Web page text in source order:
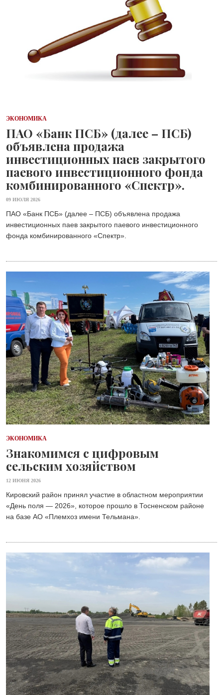
ЭКОНОМИКА
ПАО «Банк ПСБ» (далее – ПСБ)
объявлена продажа
инвестиционных паев закрытого
паевого инвестиционного фонда
комбинированного «Спектр».
09 ИЮЛЯ 2026
ПАО «Банк ПСБ» (далее – ПСБ) объявлена продажа
инвестиционных паев закрытого паевого инвестиционного
фонда комбинированного «Спектр».
ЭКОНОМИКА
Знакомимся с цифровым
сельским хозяйством
12 ИЮНЯ 2026
Кировский район принял участие в областном мероприятии
«День поля — 2026», которое прошло в Тосненском районе
на базе АО «Племхоз имени Тельмана». ⁣⁣⠀⁣⁣⠀